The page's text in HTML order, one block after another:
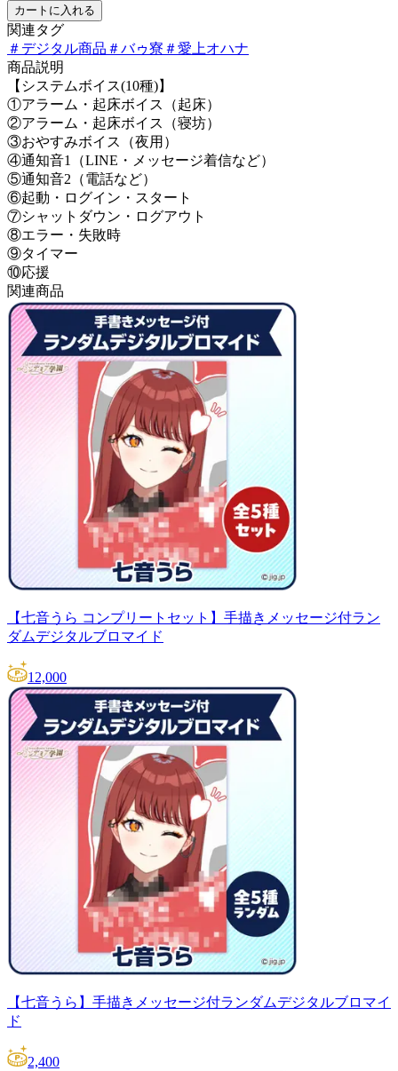
カートに入れる
関連タグ
＃ デジタル商品 ＃バゥ寮 ＃愛上オハナ
商品説明
【システムボイス(10種)】
①アラーム・起床ボイス（起床）
②アラーム・起床ボイス（寝坊）
③おやすみボイス（夜用）
④通知音1（LINE・メッセージ着信など）
⑤通知音2（電話など）
⑥起動・ログイン・スタート
⑦シャットダウン・ログアウト
⑧エラー・失敗時
⑨タイマー
⑩応援
関連商品
【七音うら コンプリートセット】手描きメッセージ付ラン
ダムデジタルブロマイド
12,000
【七音うら】手描きメッセージ付ランダムデジタルブロマイ
ド
2,400